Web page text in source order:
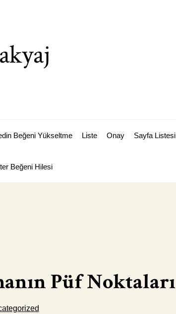
Beğeni Yükseltme Liste Onay Sayfa Listesi
Beğeni Hilesi
Püf Noktaları